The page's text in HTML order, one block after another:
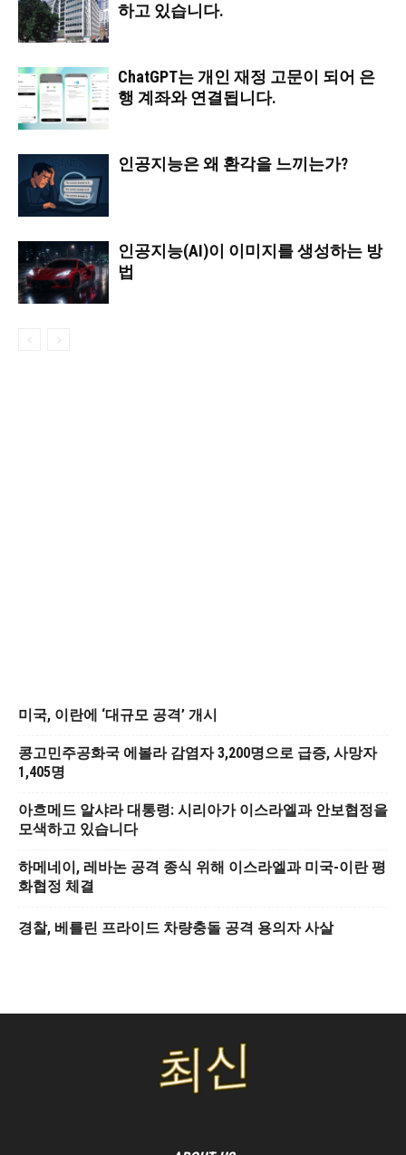
하고 있습니다.
ChatGPT는 개인 재정 고문이 되어 은
행 계좌와 연결됩니다.
인공지능은 왜 환각을 느끼는가?
인공지능(AI)이 이미지를 생성하는 방
법
미국, 이란에 ‘대규모 공격’ 개시
콩고민주공화국 에볼라 감염자 3,200명으로 급증, 사망자
1,405명
아흐메드 알샤라 대통령: 시리아가 이스라엘과 안보협정을
모색하고 있습니다
하메네이, 레바논 공격 종식 위해 이스라엘과 미국-이란 평
화협정 체결
경찰, 베를린 프라이드 차량충돌 공격 용의자 사살